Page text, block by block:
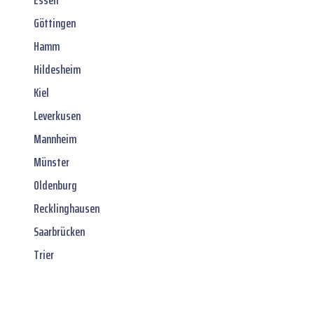
Göttingen
Hamm
Hildesheim
Kiel
Leverkusen
Mannheim
Münster
Oldenburg
Recklinghausen
Saarbrücken
Trier